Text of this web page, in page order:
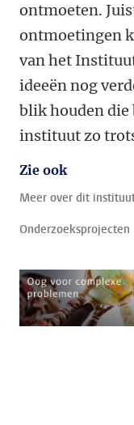
ontmoeten.
ontmoetingen
van het
ideeën nog
blik houden die
instituut zo
Zie ook
Meer over dit
Onderzoeksprojecten